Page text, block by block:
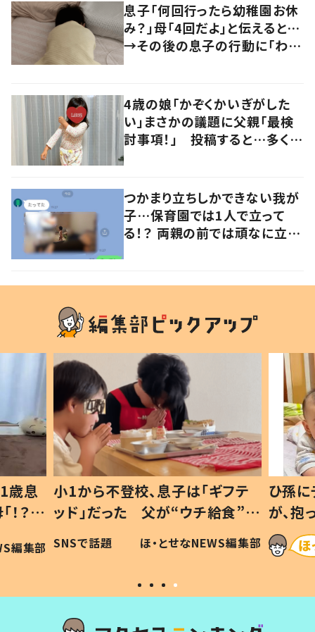
息子「何回行ったら幼稚園お休
み？」母「4回だよ」と伝えると…
→その後の息子の行動に「わか
4歳の娘「かぞくかいぎがした
い」まさかの議題に父親「最検
討事項！」 投稿すると…多くの
つかまり立ちしかできない我が
子…保育園では1人で立って
る！？ 両親の前では頑なに立た
歳息
？」
編集部
小1から不登校、息子は「ギフテ
ッド」だった 父が“ウチ給食”を
作り続ける理由とは #令和の親
#令和の子
SNSで話題 ほ・とせなNEWS編集部
ひ孫
が、
「涙が
い」